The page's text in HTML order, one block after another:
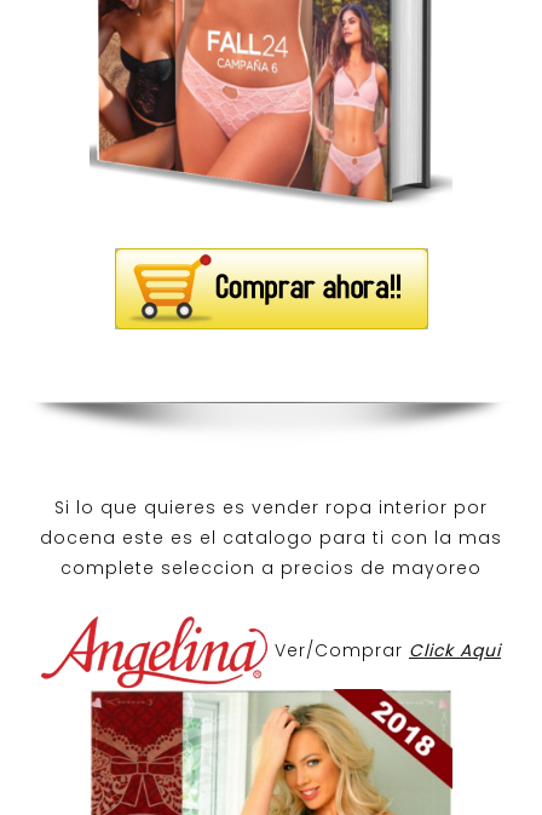
Si lo que quieres es vender ropa interior por
docena este es el catalogo para ti con la mas
complete seleccion a precios de mayoreo
Ver/Comprar Click Aqui